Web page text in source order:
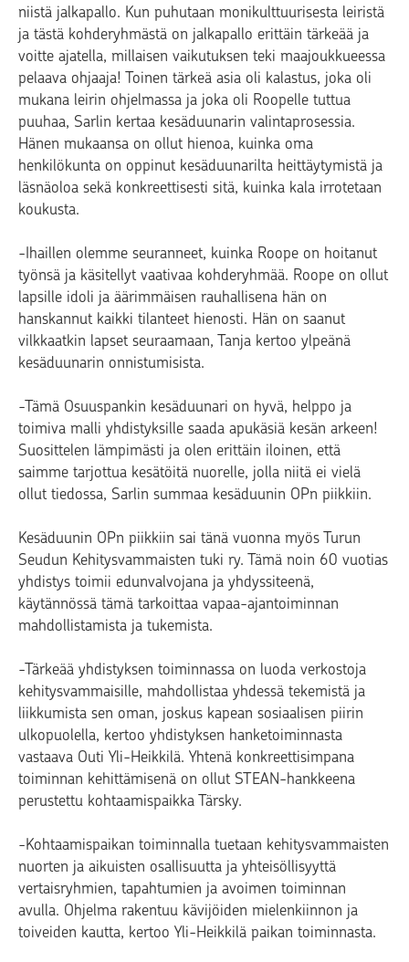
niistä jalkapallo. Kun puhutaan monikulttuurisesta leiristä
ja tästä kohderyhmästä on jalkapallo erittäin tärkeää ja
voitte ajatella, millaisen vaikutuksen teki maajoukkueessa
pelaava ohjaaja! Toinen tärkeä asia oli kalastus, joka oli
mukana leirin ohjelmassa ja joka oli Roopelle tuttua
puuhaa, Sarlin kertaa kesäduunarin valintaprosessia.
Hänen mukaansa on ollut hienoa, kuinka oma
henkilökunta on oppinut kesäduunarilta heittäytymistä ja
läsnäoloa sekä konkreettisesti sitä, kuinka kala irrotetaan
koukusta.
-Ihaillen olemme seuranneet, kuinka Roope on hoitanut
työnsä ja käsitellyt vaativaa kohderyhmää. Roope on ollut
lapsille idoli ja äärimmäisen rauhallisena hän on
hanskannut kaikki tilanteet hienosti. Hän on saanut
vilkkaatkin lapset seuraamaan, Tanja kertoo ylpeänä
kesäduunarin onnistumisista.
-Tämä Osuuspankin kesäduunari on hyvä, helppo ja
toimiva malli yhdistyksille saada apukäsiä kesän arkeen!
Suosittelen lämpimästi ja olen erittäin iloinen, että
saimme tarjottua kesätöitä nuorelle, jolla niitä ei vielä
ollut tiedossa, Sarlin summaa kesäduunin OPn piikkiin.
Kesäduunin OPn piikkiin sai tänä vuonna myös Turun
Seudun Kehitysvammaisten tuki ry. Tämä noin 60 vuotias
yhdistys toimii edunvalvojana ja yhdyssiteenä,
käytännössä tämä tarkoittaa vapaa-ajantoiminnan
mahdollistamista ja tukemista.
-Tärkeää yhdistyksen toiminnassa on luoda verkostoja
kehitysvammaisille, mahdollistaa yhdessä tekemistä ja
liikkumista sen oman, joskus kapean sosiaalisen piirin
ulkopuolella, kertoo yhdistyksen hanketoiminnasta
vastaava Outi Yli-Heikkilä. Yhtenä konkreettisimpana
toiminnan kehittämisenä on ollut STEAN-hankkeena
perustettu kohtaamispaikka Tärsky.
-Kohtaamispaikan toiminnalla tuetaan kehitysvammaisten
nuorten ja aikuisten osallisuutta ja yhteisöllisyyttä
vertaisryhmien, tapahtumien ja avoimen toiminnan
avulla. Ohjelma rakentuu kävijöiden mielenkiinnon ja
toiveiden kautta, kertoo Yli-Heikkilä paikan toiminnasta.